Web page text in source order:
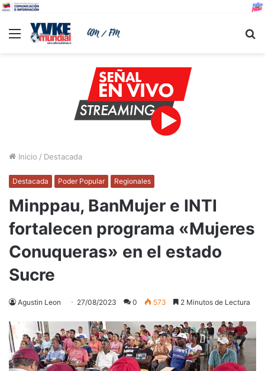
Menu
Inicio / Destacada
Destacada Poder Popular Regionales
Minppau, BanMujer e INTI
fortalecen programa «Mujeres
Conuqueras» en el estado
Sucre
Agustin Leon 27/08/2023 0 573 2 Minutos de Lectura